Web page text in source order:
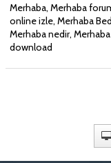
Merhaba, Merhaba
online izle, Merhaba
Merhaba nedir,
download